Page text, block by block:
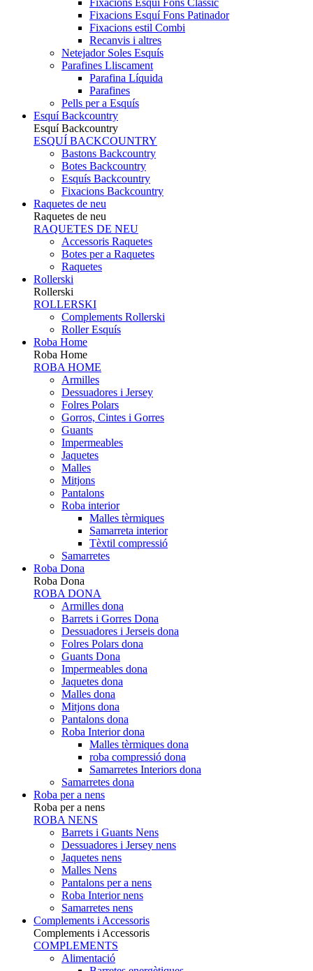
Fixacions Esquí Fons Clàssic
Fixacions Esquí Fons Patinador
Fixacions estil Combi
Recanvis i altres
Netejador Soles Esquís
Parafines Lliscament
Parafina Líquida
Parafines
Pells per a Esquís
Esquí Backcountry
Esquí Backcountry
ESQUÍ BACKCOUNTRY
Bastons Backcountry
Botes Backcountry
Esquís Backcountry
Fixacions Backcountry
Raquetes de neu
Raquetes de neu
RAQUETES DE NEU
Accessoris Raquetes
Botes per a Raquetes
Raquetes
Rollerski
Rollerski
ROLLERSKI
Complements Rollerski
Roller Esquís
Roba Home
Roba Home
ROBA HOME
Armilles
Dessuadores i Jersey
Folres Polars
Gorros, Cintes i Gorres
Guants
Impermeables
Jaquetes
Malles
Mitjons
Pantalons
Roba interior
Malles tèrmiques
Samarreta interior
Tèxtil compressió
Samarretes
Roba Dona
Roba Dona
ROBA DONA
Armilles dona
Barrets i Gorres Dona
Dessuadores i Jerseis dona
Folres Polars dona
Guants Dona
Impermeables dona
Jaquetes dona
Malles dona
Mitjons dona
Pantalons dona
Roba Interior dona
Malles tèrmiques dona
roba compressió dona
Samarretes Interiors dona
Samarretes dona
Roba per a nens
Roba per a nens
ROBA NENS
Barrets i Guants Nens
Dessuadores i Jersey nens
Jaquetes nens
Malles Nens
Pantalons per a nens
Roba Interior nens
Samarretes nens
Complements i Accessoris
Complements i Accessoris
COMPLEMENTS
Alimentació